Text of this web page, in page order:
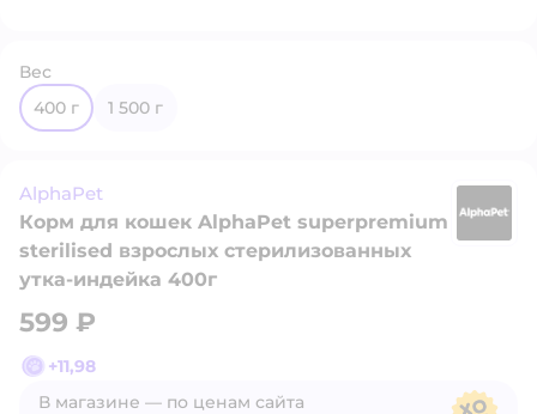
Вес
400 г
1 500 г
AlphaPet
Корм для кошек AlphaPet superpremium
sterilised взрослых стерилизованных
утка-индейка 400г
599 ₽
+11,98
В магазине — по ценам сайта